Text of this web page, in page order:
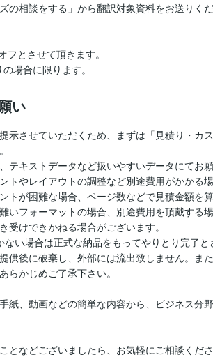
の相談をする」から翻訳対象資料をお送りくだ
とさせて頂きます。
場合に限ります。
い
示させていただくため、まずは「見積り・カ
テキストデータなど扱いやすいデータにてお
トやレイアウトの調整など別途費用がかかる場
トが困難な場合、ページ数などで見積金額を
いフォーマットの場合、別途費用を頂戴する
受けできかねる場合がございます。
ない場合は正式な納品をもってやりとり完了と
供後に破棄し、外部には流出致しません。ま
らかじめご了承下さい。
紙、動画などの簡単な内容から、ビジネス分
となどございましたら、お気軽にご相談くださ